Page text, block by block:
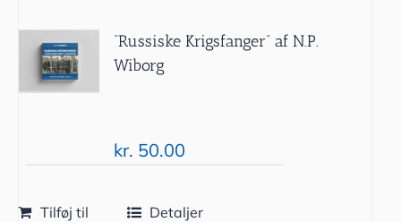
“Russiske Krigsfanger” af N.P.
Wiborg
kr. 50.00
Tilføj til
Detaljer